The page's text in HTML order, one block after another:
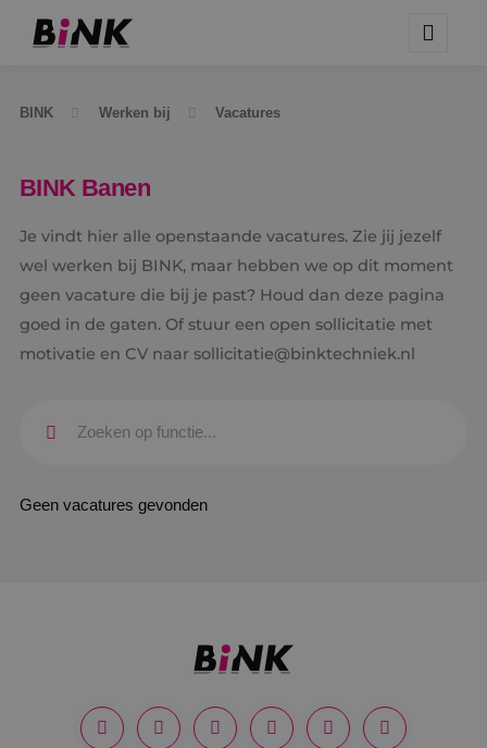
BINK Werken bij Vacatures
BINK Banen
Je vindt hier alle openstaande vacatures. Zie jij jezelf
wel werken bij BINK, maar hebben we op dit moment
geen vacature die bij je past? Houd dan deze pagina
goed in de gaten. Of stuur een open sollicitatie met
motivatie en CV naar sollicitatie@binktechniek.nl
Geen vacatures gevonden